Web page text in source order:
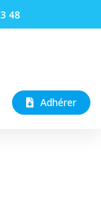
48
Adhérer